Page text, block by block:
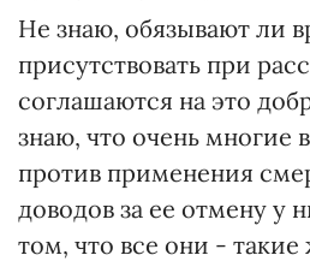
Не знаю, обязывают ли
присутствовать при
соглашаются на это
знаю, что очень многие
против применения
доводов за ее отмену у
том, что все они - такие